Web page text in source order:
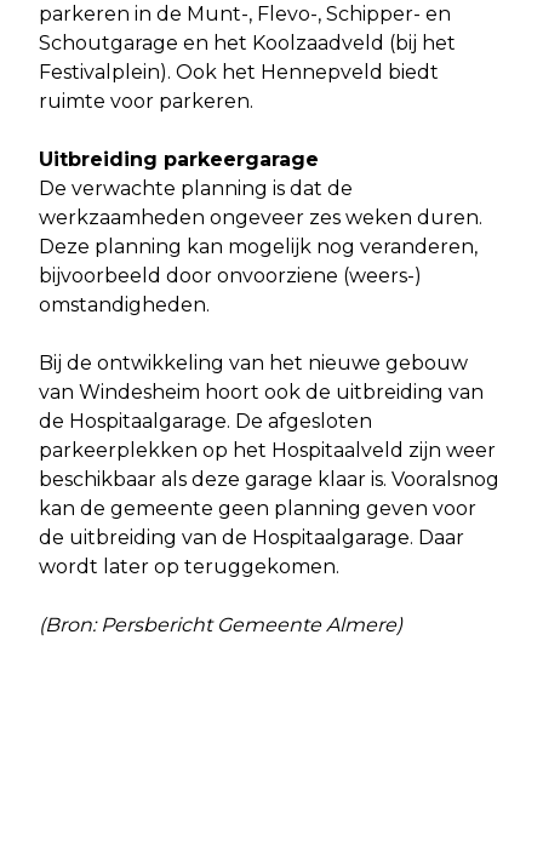
parkeren in de Munt-, Flevo-, Schipper- en
Schoutgarage en het Koolzaadveld (bij het
Festivalplein). Ook het Hennepveld biedt
ruimte voor parkeren.
Uitbreiding parkeergarage
De verwachte planning is dat de
werkzaamheden ongeveer zes weken duren.
Deze planning kan mogelijk nog veranderen,
bijvoorbeeld door onvoorziene (weers-)
omstandigheden.
Bij de ontwikkeling van het nieuwe gebouw
van Windesheim hoort ook de uitbreiding van
de Hospitaalgarage. De afgesloten
parkeerplekken op het Hospitaalveld zijn weer
beschikbaar als deze garage klaar is. Vooralsnog
kan de gemeente geen planning geven voor
de uitbreiding van de Hospitaalgarage. Daar
wordt later op teruggekomen.
(Bron: Persbericht Gemeente Almere)